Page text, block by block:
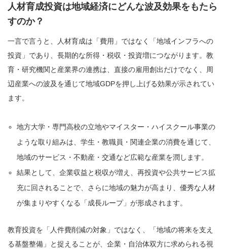
人材育成投資は地域経済にどんな波及効果をもたら
すのか？
一言で言うと、人材育成は「費用」ではなく「地域インフラへの
投資」であり、長期的な所得・税収・投資増につながります。教
育・研究機関と産業界の連携は、直接の雇用創出だけでなく、周
辺産業への波及を通じて地域GDPを押し上げる効果が示されてい
ます。
地方大学・専門高校の立地やマイスター・ハイスクール事業の
ような取り組みは、学生・教職員・関連企業の消費を通じて、
地域のサービス・不動産・交通など広範な産業を潤します。
結果として、企業収益と税収が増え、再投資や公共サービス拡
充に回されることで、さらに地域の魅力が高まり、優秀な人材
が集まりやすくなる「成長ループ」が形成されます。
教育投資を「人件費削減の対象」ではなく、「地域の将来を支え
る基盤整備」と捉えることが、企業・自治体双方に求められる視